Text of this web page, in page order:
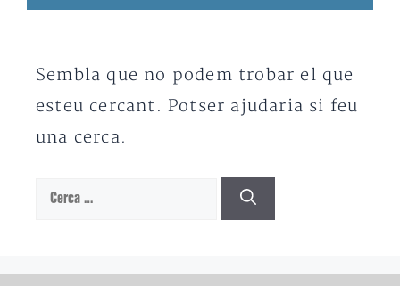
Sembla que no podem trobar el que
esteu cercant. Potser ajudaria si feu
una cerca.
Cerca: